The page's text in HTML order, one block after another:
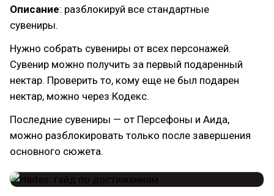
Описание: разблокируй все стандартные
сувениры.
Нужно собрать сувениры от всех персонажей.
Сувенир можно получить за первый подаренный
нектар. Проверить то, кому еще не был подарен
нектар, можно через Кодекс.
Последние сувениры — от Персефоны и Аида,
можно разблокировать только после завершения
основного сюжета.